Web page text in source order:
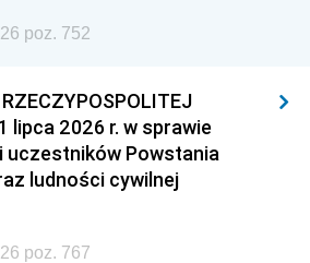
poz. 752
lipca 2026 r. w sprawie
uczestników Powstania
ludności cywilnej
poz. 767